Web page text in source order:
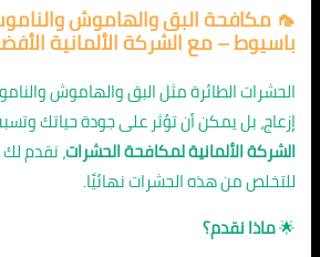
🦟مكافحة البق والهاموش
باسيوط– مع الشركة الألمانية
الحشرات الطائرة مثل البق والهاموش
إزعاج، بل يمكن أن تؤثر على جودة حياتك
الشركة الألمانية لمكافحة الحشرات، نقدم
للتخلص من هذه الحشرات نهائيًا.
🌟ماذا نقدم؟